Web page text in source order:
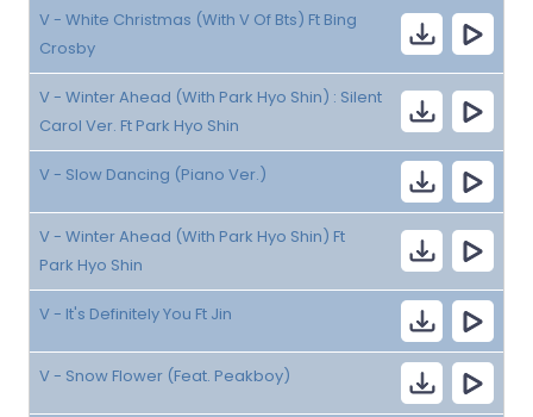
V - White Christmas (With V Of Bts) Ft Bing
Crosby
V - Winter Ahead (With Park Hyo Shin) : Silent
Carol Ver. Ft Park Hyo Shin
V - Slow Dancing (Piano Ver.)
V - Winter Ahead (With Park Hyo Shin) Ft
Park Hyo Shin
V - It's Definitely You Ft Jin
V - Snow Flower (Feat. Peakboy)